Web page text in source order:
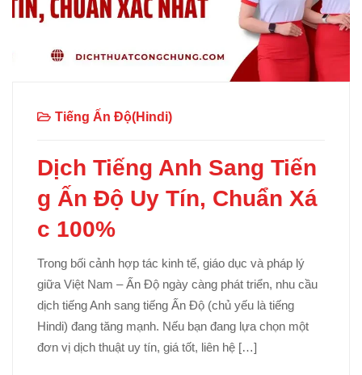
Tiếng Ấn Độ(Hindi)
Dịch Tiếng Anh Sang Tiến
g Ấn Độ Uy Tín, Chuẩn Xá
c 100%
Trong bối cảnh hợp tác kinh tế, giáo dục và pháp lý
giữa Việt Nam – Ấn Độ ngày càng phát triển, nhu cầu
dịch tiếng Anh sang tiếng Ấn Độ (chủ yếu là tiếng
Hindi) đang tăng mạnh. Nếu bạn đang lựa chọn một
đơn vị dịch thuật uy tín, giá tốt, liên hệ […]